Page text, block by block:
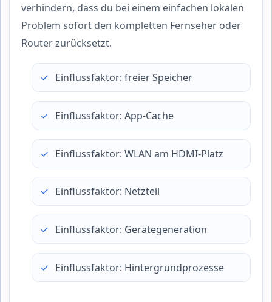
verhindern, dass du bei einem einfachen lokalen
Problem sofort den kompletten Fernseher oder
Router zurücksetzt.
Einflussfaktor: freier Speicher
Einflussfaktor: App-Cache
Einflussfaktor: WLAN am HDMI-Platz
Einflussfaktor: Netzteil
Einflussfaktor: Gerätegeneration
Einflussfaktor: Hintergrundprozesse